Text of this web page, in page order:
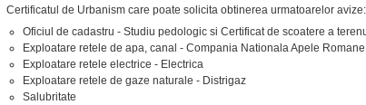
Certificatul de Urbanism care poate solicita obtinerea urmatoarelor avize:
Oficiul de cadastru - Studiu pedologic si Certificat de scoatere a
Exploatare retele de apa, canal - Compania Nationala Apele Romane
Exploatare retele electrice - Electrica
Exploatare retele de gaze naturale - Distrigaz
Salubritate